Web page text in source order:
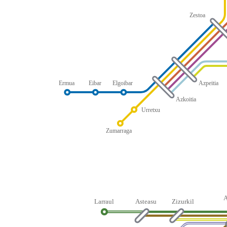
Urretxu
Zumarraga
Ermua Eibar Elgoibar
Zestoa
Azpeitia
Azkoitia
Larraul Zizurkil
Asteasu